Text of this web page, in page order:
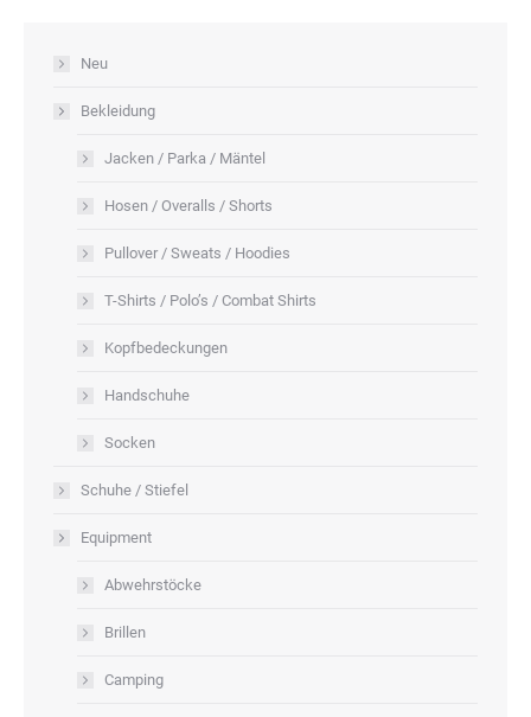
Neu
Bekleidung
Jacken / Parka / Mäntel
Hosen / Overalls / Shorts
Pullover / Sweats / Hoodies
T-Shirts / Polo’s / Combat Shirts
Kopfbedeckungen
Handschuhe
Socken
Schuhe / Stiefel
Equipment
Abwehrstöcke
Brillen
Camping